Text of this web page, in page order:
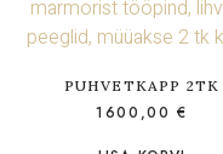
PUHVETKAPP 2TK
1600,00€